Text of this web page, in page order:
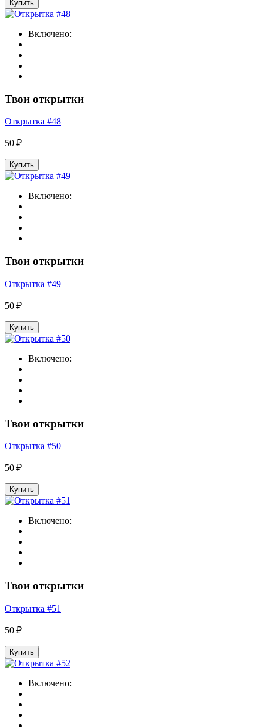
Купить
Включено:
Твои открытки
Открытка #48
50 ₽
Купить
Включено:
Твои открытки
Открытка #49
50 ₽
Купить
Включено:
Твои открытки
Открытка #50
50 ₽
Купить
Включено:
Твои открытки
Открытка #51
50 ₽
Купить
Включено: